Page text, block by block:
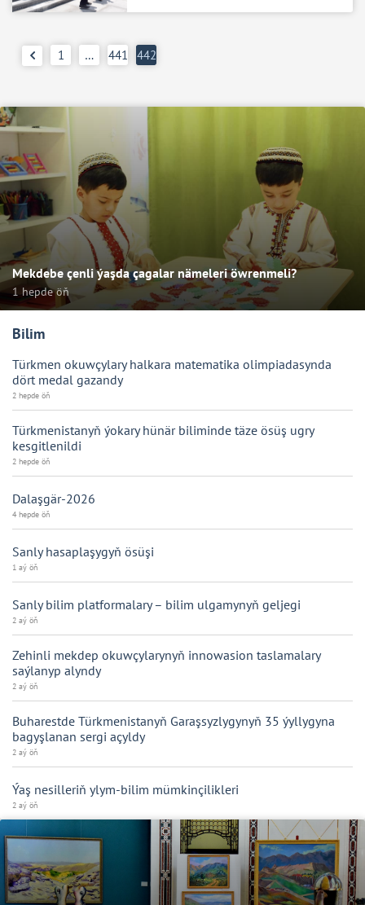
1 … 441 442
Mekdebe çenli ýaşda çagalar nämeleri öwrenmeli?
1 hepde öň
Bilim
Türkmen okuwçylary halkara matematika olimpiadasynda
dört medal gazandy
2 hepde öň
Türkmenistanyň ýokary hünär biliminde täze ösüş ugry
kesgitlenildi
2 hepde öň
Dalaşgär-2026
4 hepde öň
Sanly hasaplaşygyň ösüşi
1 aý öň
Sanly bilim platformalary – bilim ulgamynyň geljegi
2 aý öň
Zehinli mekdep okuwçylarynyň innowasion taslamalary
saýlanyp alyndy
2 aý öň
Buharestde Türkmenistanyň Garaşsyzlygynyň 35 ýyllygyna
bagyşlanan sergi açyldy
2 aý öň
Ýaş nesilleriň ylym-bilim mümkinçilikleri
2 aý öň